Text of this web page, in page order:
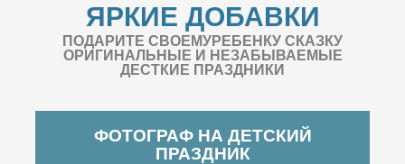
ЯРКИЕ ДОБАВКИ
ПОДАРИТЕ СВОЕМУРЕБЕНКУ СКАЗКУ
ОРИГИНАЛЬНЫЕ И НЕЗАБЫВАЕМЫЕ
ДЕСТКИЕ ПРАЗДНИКИ
ФОТОГРАФ НА ДЕТСКИЙ
ПРАЗДНИК